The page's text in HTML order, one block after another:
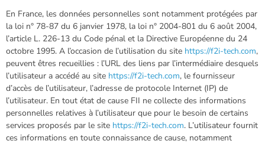
En France, les données personnelles sont notamment protégées par
la loi n° 78-87 du 6 janvier 1978, la loi n° 2004-801 du 6 août 2004,
l’article L. 226-13 du Code pénal et la Directive Européenne du 24
octobre 1995. A l’occasion de l’utilisation du site https://f2i-tech.com,
peuvent êtres recueillies : l’URL des liens par l’intermédiaire desquels
l’utilisateur a accédé au site https://f2i-tech.com, le fournisseur
d’accès de l’utilisateur, l’adresse de protocole Internet (IP) de
l’utilisateur. En tout état de cause FII ne collecte des informations
personnelles relatives à l’utilisateur que pour le besoin de certains
services proposés par le site https://f2i-tech.com. L’utilisateur fournit
ces informations en toute connaissance de cause, notamment